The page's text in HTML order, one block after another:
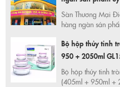
Sàn Thương Mại
hàng ngàn sản
TikTok, Thuận
Kiệm để tận hưởng
Bộ hộp thủy tinh
950 + 2050ml
Bộ hộp thủy tinh
(405ml + 950ml +